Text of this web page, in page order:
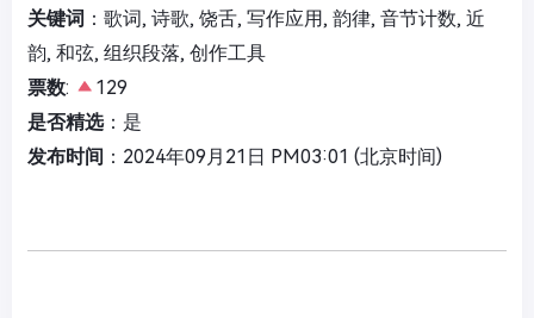
关键词 ：歌词, 诗歌, 饶舌, 写作应用, 韵律, 音节计数, 近
韵, 和弦, 组织段落, 创作工具
票数:
129
是否精选：是
发布时间 ：2024年09月21日 PM03:01 (北京时间)